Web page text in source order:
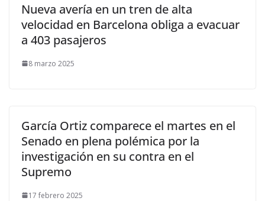
Nueva avería en un tren de alta
velocidad en Barcelona obliga a evacuar
a 403 pasajeros
8 marzo 2025
García Ortiz comparece el martes en el
Senado en plena polémica por la
investigación en su contra en el
Supremo
17 febrero 2025